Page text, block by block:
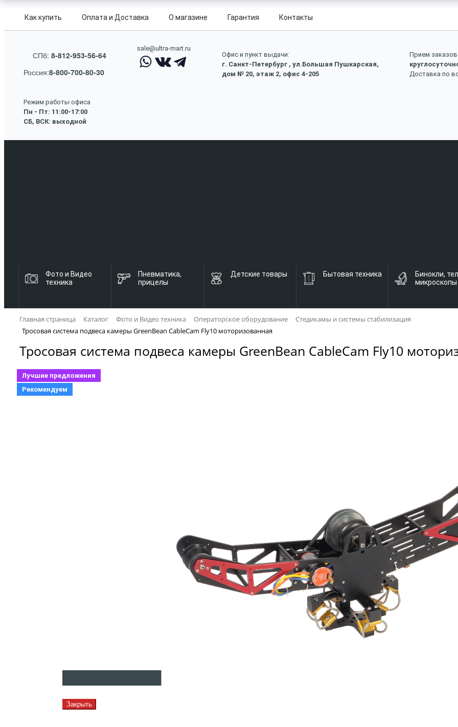
Как купить Оплата и Доставка О магазине Гарантия Контакты
СПб: 8-812-953-56-64
Россия:8-800-700-80-30
sale@ultra-mart.ru
Офис и пункт выдачи:
г. Санкт-Петербург , ул.Большая Пушкарская,
дом № 20, этаж 2, офис 4-205
Прием заказов
Доставка по
Режим работы офиса
Пн - Пт: 11:00-17:00
СБ, ВСК: выходной
Фото и Видео
техника
Пневматика,
прицелы
Детские товары Бытовая техника
Бинокли,
микроскопы
Главная страница Каталог Фото и Видео техника Операторское оборудование
Стедикамы и системы стабилизация
Тросовая система подвеса камеры GreenBean CableCam Fly10 моторизованная
Тросовая система подвеса камеры GreenBean CableCam Fly10
Лучшие предложения
Рекомендуем
Закрыть